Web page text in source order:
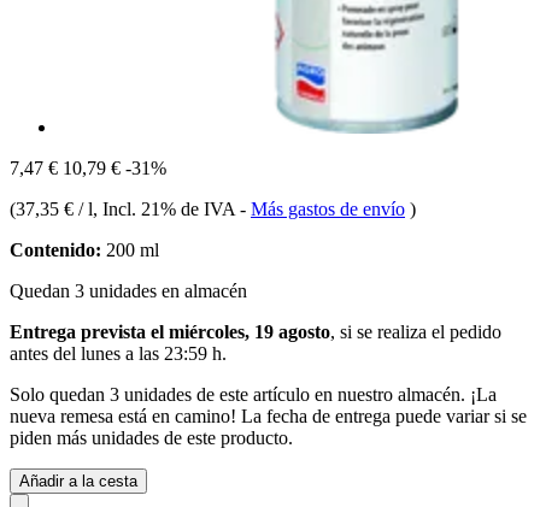
7,47 € 10,79 € -31%
(37,35 € / l, Incl. 21% de IVA - Más gastos de envío )
Contenido: 200 ml
Quedan 3 unidades en almacén
Entrega prevista el miércoles, 19 agosto, si se realiza el pedido
antes del lunes a las 23:59 h.
Solo quedan 3 unidades de este artículo en nuestro almacén. ¡La
nueva remesa está en camino! La fecha de entrega puede variar si se
piden más unidades de este producto.
Añadir a la cesta